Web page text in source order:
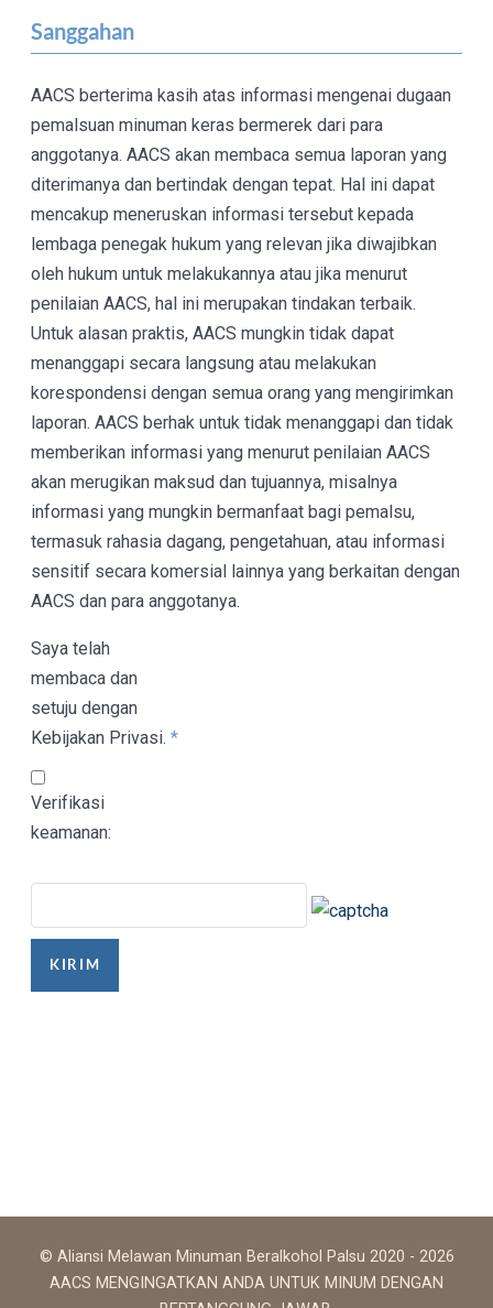
Sanggahan
AACS berterima kasih atas informasi mengenai dugaan
pemalsuan minuman keras bermerek dari para
anggotanya. AACS akan membaca semua laporan yang
diterimanya dan bertindak dengan tepat. Hal ini dapat
mencakup meneruskan informasi tersebut kepada
lembaga penegak hukum yang relevan jika diwajibkan
oleh hukum untuk melakukannya atau jika menurut
penilaian AACS, hal ini merupakan tindakan terbaik.
Untuk alasan praktis, AACS mungkin tidak dapat
menanggapi secara langsung atau melakukan
korespondensi dengan semua orang yang mengirimkan
laporan. AACS berhak untuk tidak menanggapi dan tidak
memberikan informasi yang menurut penilaian AACS
akan merugikan maksud dan tujuannya, misalnya
informasi yang mungkin bermanfaat bagi pemalsu,
termasuk rahasia dagang, pengetahuan, atau informasi
sensitif secara komersial lainnya yang berkaitan dengan
AACS dan para anggotanya.
Saya telah
membaca dan
setuju dengan
Kebijakan Privasi.*
Verifikasi
keamanan:
KIRIM
© Aliansi Melawan Minuman Beralkohol Palsu 2020 - 2026
AACS MENGINGATKAN ANDA UNTUK MINUM DENGAN